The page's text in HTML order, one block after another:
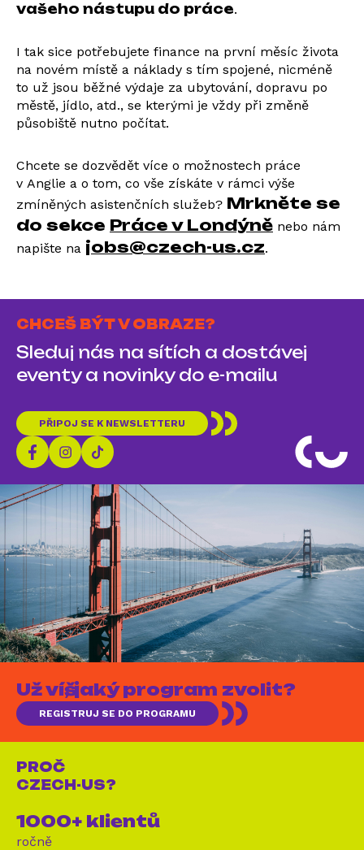
vašeho nástupu do práce.
I tak sice potřebujete finance na první měsíc života
na novém místě a náklady s tím spojené, nicméně
to už jsou běžné výdaje za ubytování, dopravu po
městě, jídlo, atd., se kterými je vždy při změně
působiště nutno počítat.
Chcete se dozvědět více o možnostech práce
v Anglie a o tom, co vše získáte v rámci výše
zmíněných asistenčních služeb? Mrkněte se
do sekce Práce v Londýně nebo nám
napište na jobs@czech-us.cz.
CHCEŠ BÝT V OBRAZE?
Sleduj nás na sítích a dostávej
eventy a novinky do e-mailu
PŘIPOJ SE K NEWSLETTERU
Už víš, jaký program zvolit?
REGISTRUJ SE DO PROGRAMU
PROČ
CZECH-US?
1000+ klientů
ročně